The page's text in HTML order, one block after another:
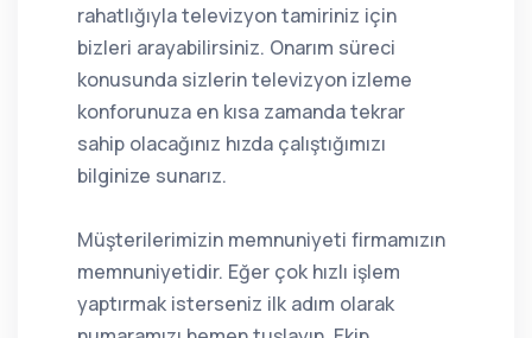
rahatlığıyla televizyon tamiriniz için
bizleri arayabilirsiniz. Onarım süreci
konusunda sizlerin televizyon izleme
konforunuza en kısa zamanda tekrar
sahip olacağınız hızda çalıştığımızı
bilginize sunarız.
Müşterilerimizin memnuniyeti firmamızın
memnuniyetidir. Eğer çok hızlı işlem
yaptırmak isterseniz ilk adım olarak